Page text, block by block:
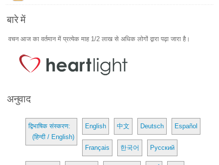
बारे में
वचन आज का वर्तमान में प्रत्येक माह 1/2 लाख से अधिक लोगों द्वारा पढ़ा जारा है।
अनुवाद
द्विभाषिक संस्करण:
(हिन्दी / English)
English 中文 Deutsch Español
Français 한국어 Русский